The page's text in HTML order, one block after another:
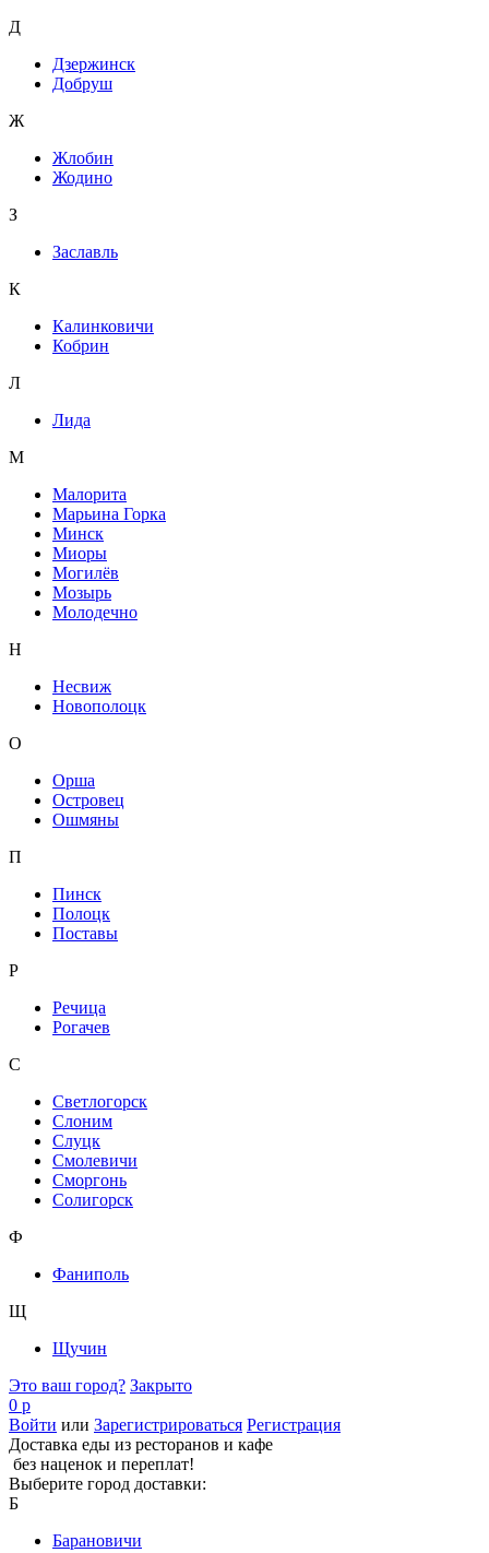
Д
Дзержинск
Добруш
Ж
Жлобин
Жодино
З
Заславль
К
Калинковичи
Кобрин
Л
Лида
М
Малорита
Марьина Горка
Минск
Миоры
Могилёв
Мозырь
Молодечно
Н
Несвиж
Новополоцк
О
Орша
Островец
Ошмяны
П
Пинск
Полоцк
Поставы
Р
Речица
Рогачев
С
Светлогорск
Слоним
Слуцк
Смолевичи
Сморгонь
Солигорск
Ф
Фаниполь
Щ
Щучин
Это ваш город? Закрыто
0 р
Войти или Зарегистрироваться Регистрация
Доставка еды из ресторанов и кафе
без наценок и переплат!
Выберите город доставки:
Б
Барановичи